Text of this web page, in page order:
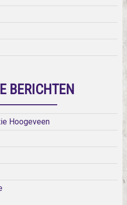
BERICHTEN
Hoogeveen